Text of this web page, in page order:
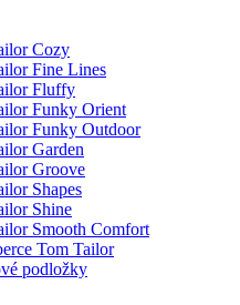
Cozy
Fine Lines
Fluffy
Funky Orient
Funky Outdoor
Garden
Groove
Shapes
Shine
Smooth Comfort
Tom Tailor
podložky